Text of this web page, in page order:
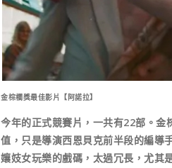
金棕櫚獎最佳影片【阿諾拉】
今年的正式競賽片，一共有22部。金
值，只是導演西恩貝克前半段的編導
孃妓女玩樂的戲碼，太過冗長，尤其